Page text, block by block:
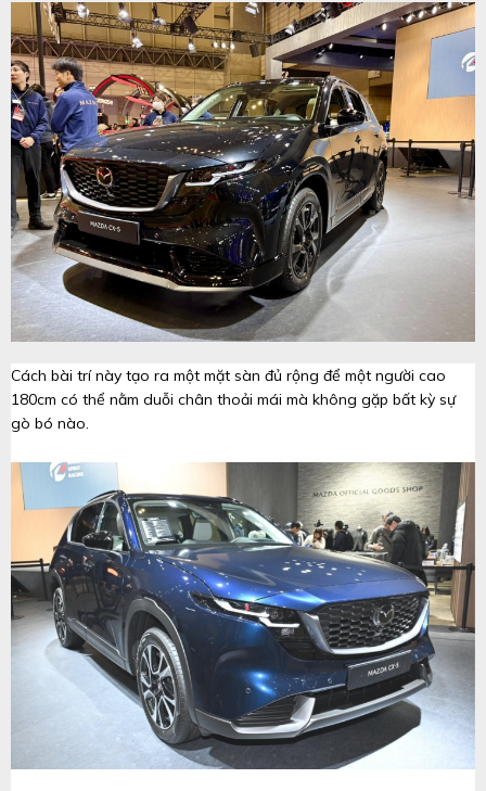
Cách bài trí này tạo ra một mặt sàn đủ rộng để một người cao
180cm có thể nằm duỗi chân thoải mái mà không gặp bất kỳ sự
gò bó nào.